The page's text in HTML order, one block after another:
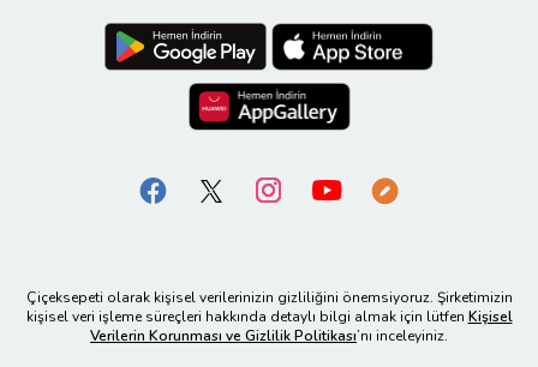
Çiçeksepeti olarak kişisel verilerinizin gizliliğini önemsiyoruz. Şirketimizin
kişisel veri işleme süreçleri hakkında detaylı bilgi almak için lütfen Kişisel
Verilerin Korunması ve Gizlilik Politikası’nı inceleyiniz.